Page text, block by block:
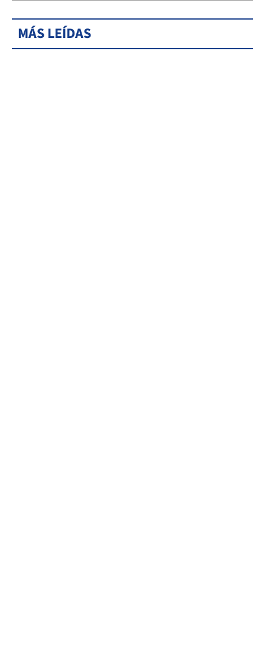
MÁS LEÍDAS